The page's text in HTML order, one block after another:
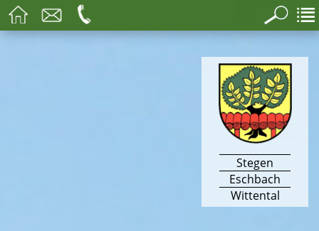
Stegen
Eschbach
Wittental